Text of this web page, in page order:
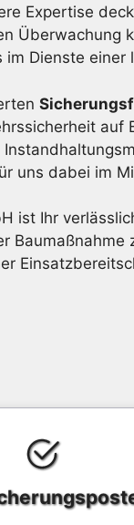
Expertise
Überwachung
Dienste einer
auf
uns dabei im
ist Ihr